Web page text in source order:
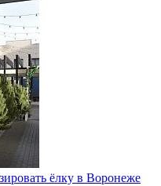
ёлку в Воронеже